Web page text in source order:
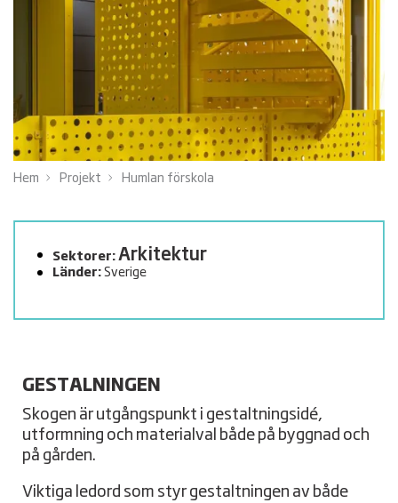
Hem Projekt Humlan förskola
Sektorer: Arkitektur
Länder: Sverige
GESTALNINGEN
Skogen är utgångspunkt i gestaltningsidé,
utformning och materialval både på byggnad och
på gården.
Viktiga ledord som styr gestaltningen av både